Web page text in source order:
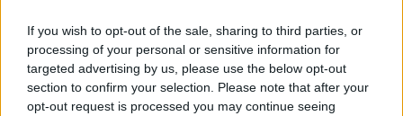
If you wish to opt-out of the sale, sharing to third parties, or
processing of your personal or sensitive information for
targeted advertising by us, please use the below opt-out
section to confirm your selection. Please note that after your
opt-out request is processed you may continue seeing